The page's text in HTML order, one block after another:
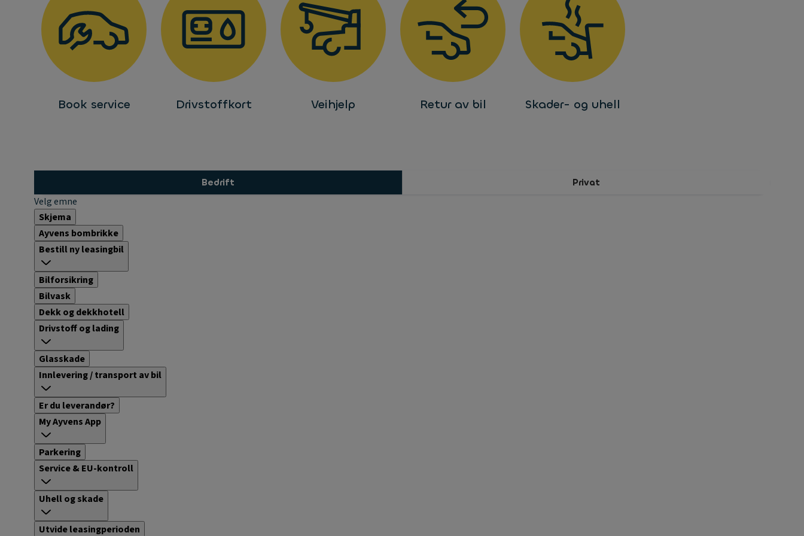
Book service Drivstoffkort Veihjelp Retur av bil Skader- og uhell
Bedrift Privat
Velg emne
Skjema
Ayvens bombrikke
Bestill ny leasingbil
Bilforsikring
Bilvask
Dekk og dekkhotell
Drivstoff og lading
Glasskade
Innlevering / transport av bil
Er du leverandør?
My Ayvens App
Parkering
Service & EU-kontroll
Uhell og skade
Utvide leasingperioden